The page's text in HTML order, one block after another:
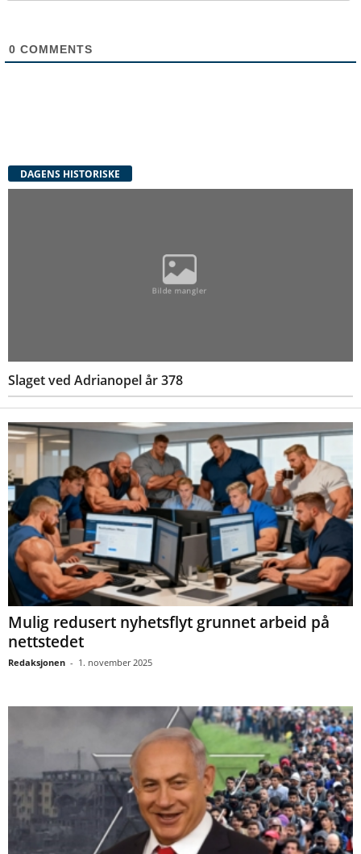
0 COMMENTS
DAGENS HISTORISKE
Slaget ved Adrianopel år 378
Mulig redusert nyhetsflyt grunnet arbeid på
nettstedet
Redaksjonen - 1. november 2025